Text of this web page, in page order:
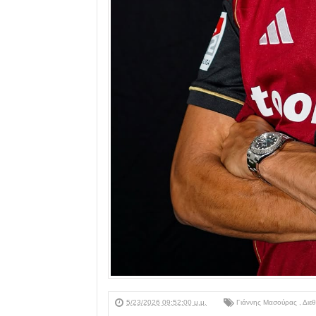
5/23/2026 09:52:00 μ.μ. Γιάννης Μασούρας ,